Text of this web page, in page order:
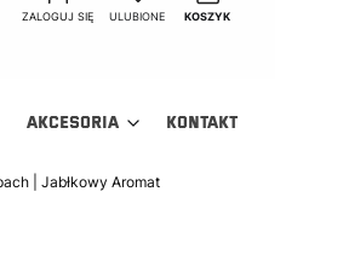
ZALOGUJ SIĘ ULUBIONE KOSZYK
AKCESORIA KONTAKT
| Jabłkowy Aromat